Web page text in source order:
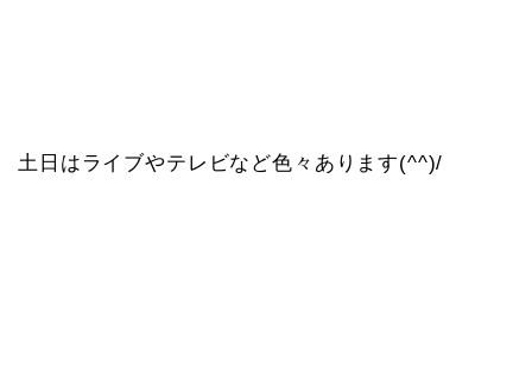
土日はライブやテレビなど色々あります(^^)/